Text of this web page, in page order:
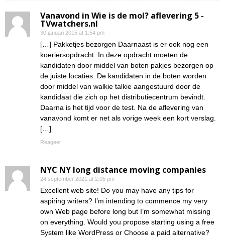
Vanavond in Wie is de mol? aflevering 5 -
TVwatchers.nl
30 januari 2015 at 1:54 pm
[…] Pakketjes bezorgen Daarnaast is er ook nog een
koeriersopdracht. In deze opdracht moeten de
kandidaten door middel van boten pakjes bezorgen op
de juiste locaties. De kandidaten in de boten worden
door middel van walkie talkie aangestuurd door de
kandidaat die zich op het distributiecentrum bevindt.
Daarna is het tijd voor de test. Na de aflevering van
vanavond komt er net als vorige week een kort verslag.
[…]
Reageer
NYC NY long distance moving companies
24 september 2021 at 2:05 pm
Excellent web site! Do you may have any tips for
aspiring writers? I’m intending to commence my very
own Web page before long but I’m somewhat missing
on everything. Would you propose starting using a free
System like WordPress or Choose a paid alternative?